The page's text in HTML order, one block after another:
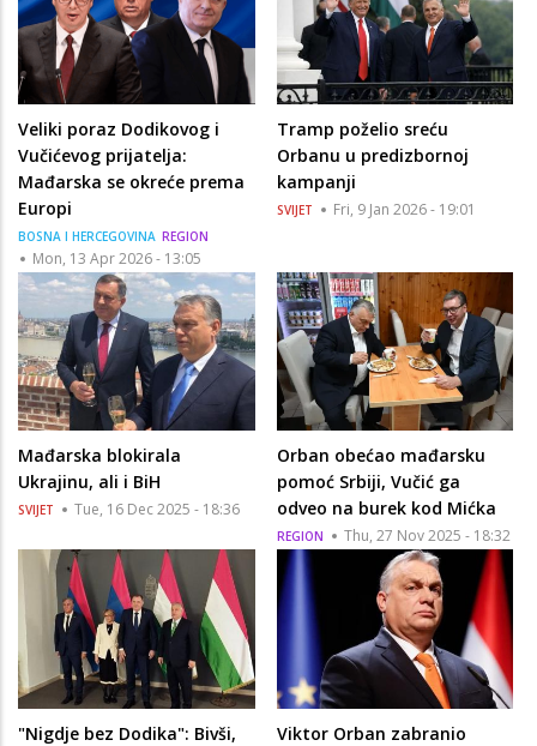
Veliki poraz Dodikovog i
Vučićevog prijatelja:
Mađarska se okreće prema
Europi
BOSNA I HERCEGOVINA REGION
Mon, 13 Apr 2026 - 13:05
Tramp poželio sreću
Orbanu u predizbornoj
kampanji
SVIJET Fri, 9 Jan 2026 - 19:01
Mađarska blokirala
Ukrajinu, ali i BiH
SVIJET Tue, 16 Dec 2025 - 18:36
Orban obećao mađarsku
pomoć Srbiji, Vučić ga
odveo na burek kod Mićka
REGION Thu, 27 Nov 2025 - 18:32
"Nigdje bez Dodika": Bivši,
Viktor Orban zabranio